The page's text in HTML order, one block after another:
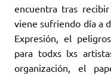
encuentra tras
viene sufriendo día a
Expresión, el
para todxs lxs
organización, el